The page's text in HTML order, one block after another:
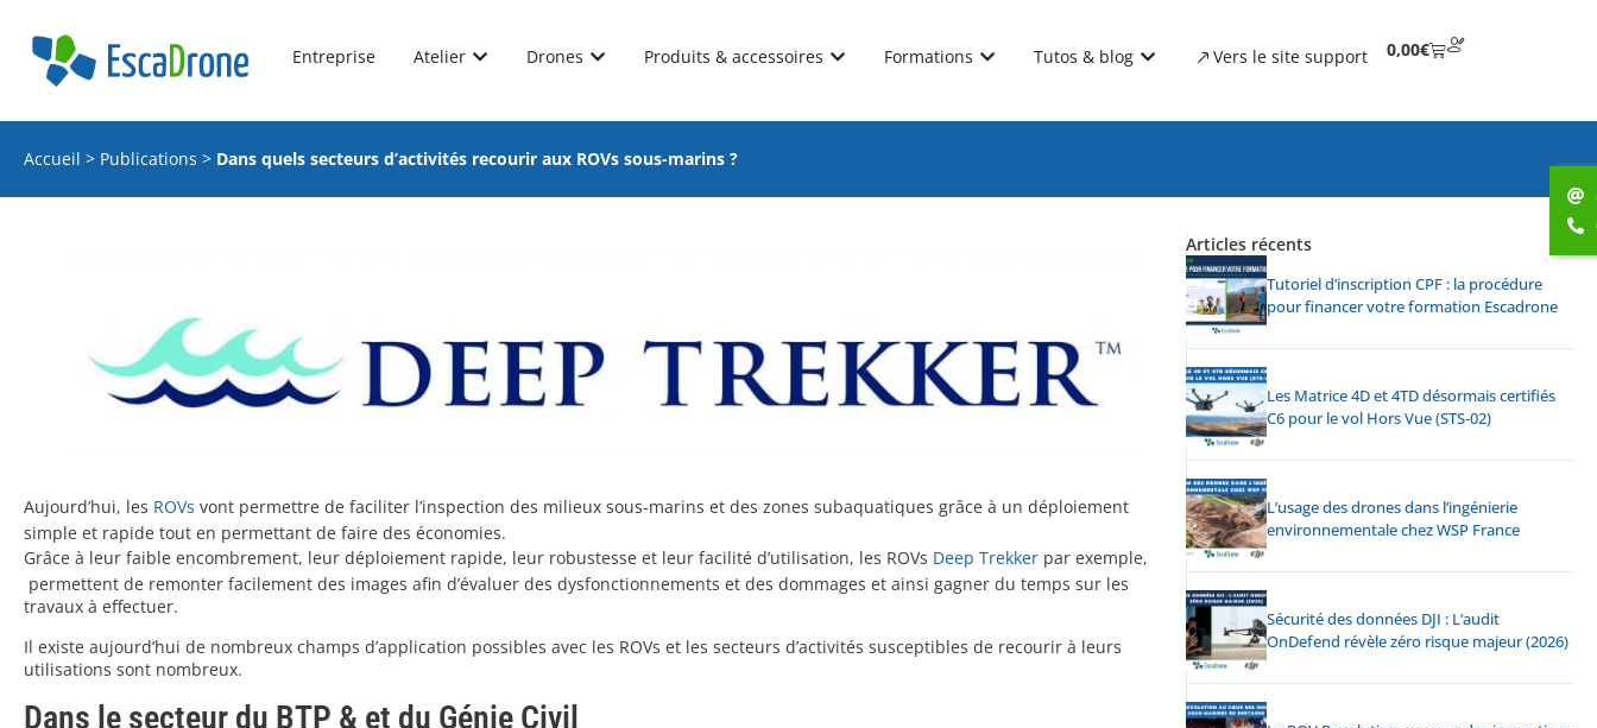
Entreprise Atelier Drones Produits & accessoires Formations Tutos & blog Vers le site support 0,00€
Accueil > Publications > Dans quels secteurs d’activités recourir aux ROVs sous-marins ?
Aujourd’hui, les ROVs vont permettre de faciliter l’inspection des milieux sous-marins et des zones subaquatiques grâce à un déploiement
simple et rapide tout en permettant de faire des économies.
Grâce à leur faible encombrement, leur déploiement rapide, leur robustesse et leur facilité d’utilisation, les ROVs Deep Trekker par exemple,
permettent de remonter facilement des images afin d’évaluer des dysfonctionnements et des dommages et ainsi gagner du temps sur les
travaux à effectuer.
Il existe aujourd’hui de nombreux champs d’application possibles avec les ROVs et les secteurs d’activités susceptibles de recourir à leurs
utilisations sont nombreux.
Dans le secteur du BTP & et du Génie Civil
Articles récents
Tutoriel d’inscription CPF : la procédure
pour financer votre formation Escadrone
Les Matrice 4D et 4TD désormais certifiés
C6 pour le vol Hors Vue (STS-02)
L’usage des drones dans l’ingénierie
environnementale chez WSP France
Sécurité des données DJI : L’audit
OnDefend révèle zéro risque majeur (2026)